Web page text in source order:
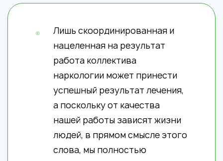
Лишь скоординированная и
нацеленная на результат
работа коллектива
наркологии может принести
успешный результат лечения,
а поскольку от качества
нашей работы зависят жизни
людей, в прямом смысле этого
слова, мы полностью